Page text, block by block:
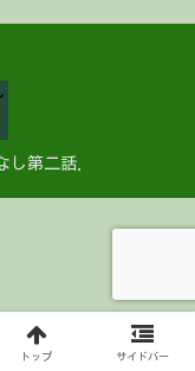
し第二話.
トップ サイドバー